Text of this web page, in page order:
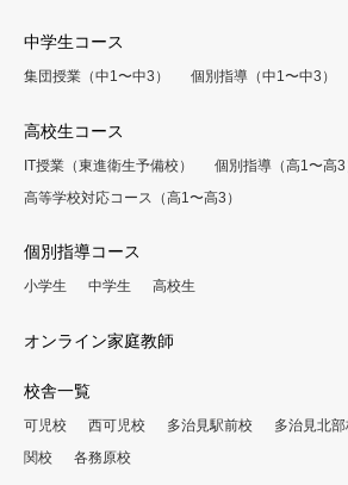
中学生コース
集団授業（中1〜中3） 個別指導（中1〜中3）
高校生コース
IT授業（東進衛生予備校）
個別指導（高1〜高3
高等学校対応コース（高1〜高3）
個別指導コース
小学生 中学生 高校生
オンライン家庭教師
校舎一覧
可児校 西可児校 多治見駅前校 多治見北
関校
各務原校